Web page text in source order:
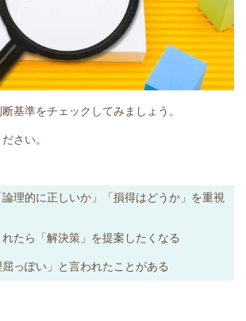
基準をチェックしてみましょう。
さい。
理的に正しいか」「損得はどうか」を重視
たら「解決策」を提案したくなる
屈っぽい」と言われたことがある